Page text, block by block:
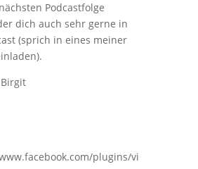
Podcastfolge
dich auch sehr gerne in
(sprich in eines meiner
plugins/vi